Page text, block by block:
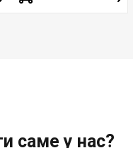
саме у нас?